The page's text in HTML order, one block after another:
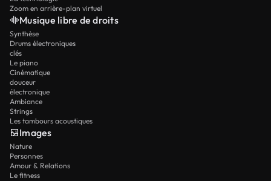
Zoom en arrière-plan virtuel
Musique libre de droits
Synthèse
Drums électroniques
clés
Le piano
Cinématique
douceur
électronique
Ambiance
Strings
Les tambours acoustiques
Images
Nature
Personnes
Amour & Relations
Le fitness